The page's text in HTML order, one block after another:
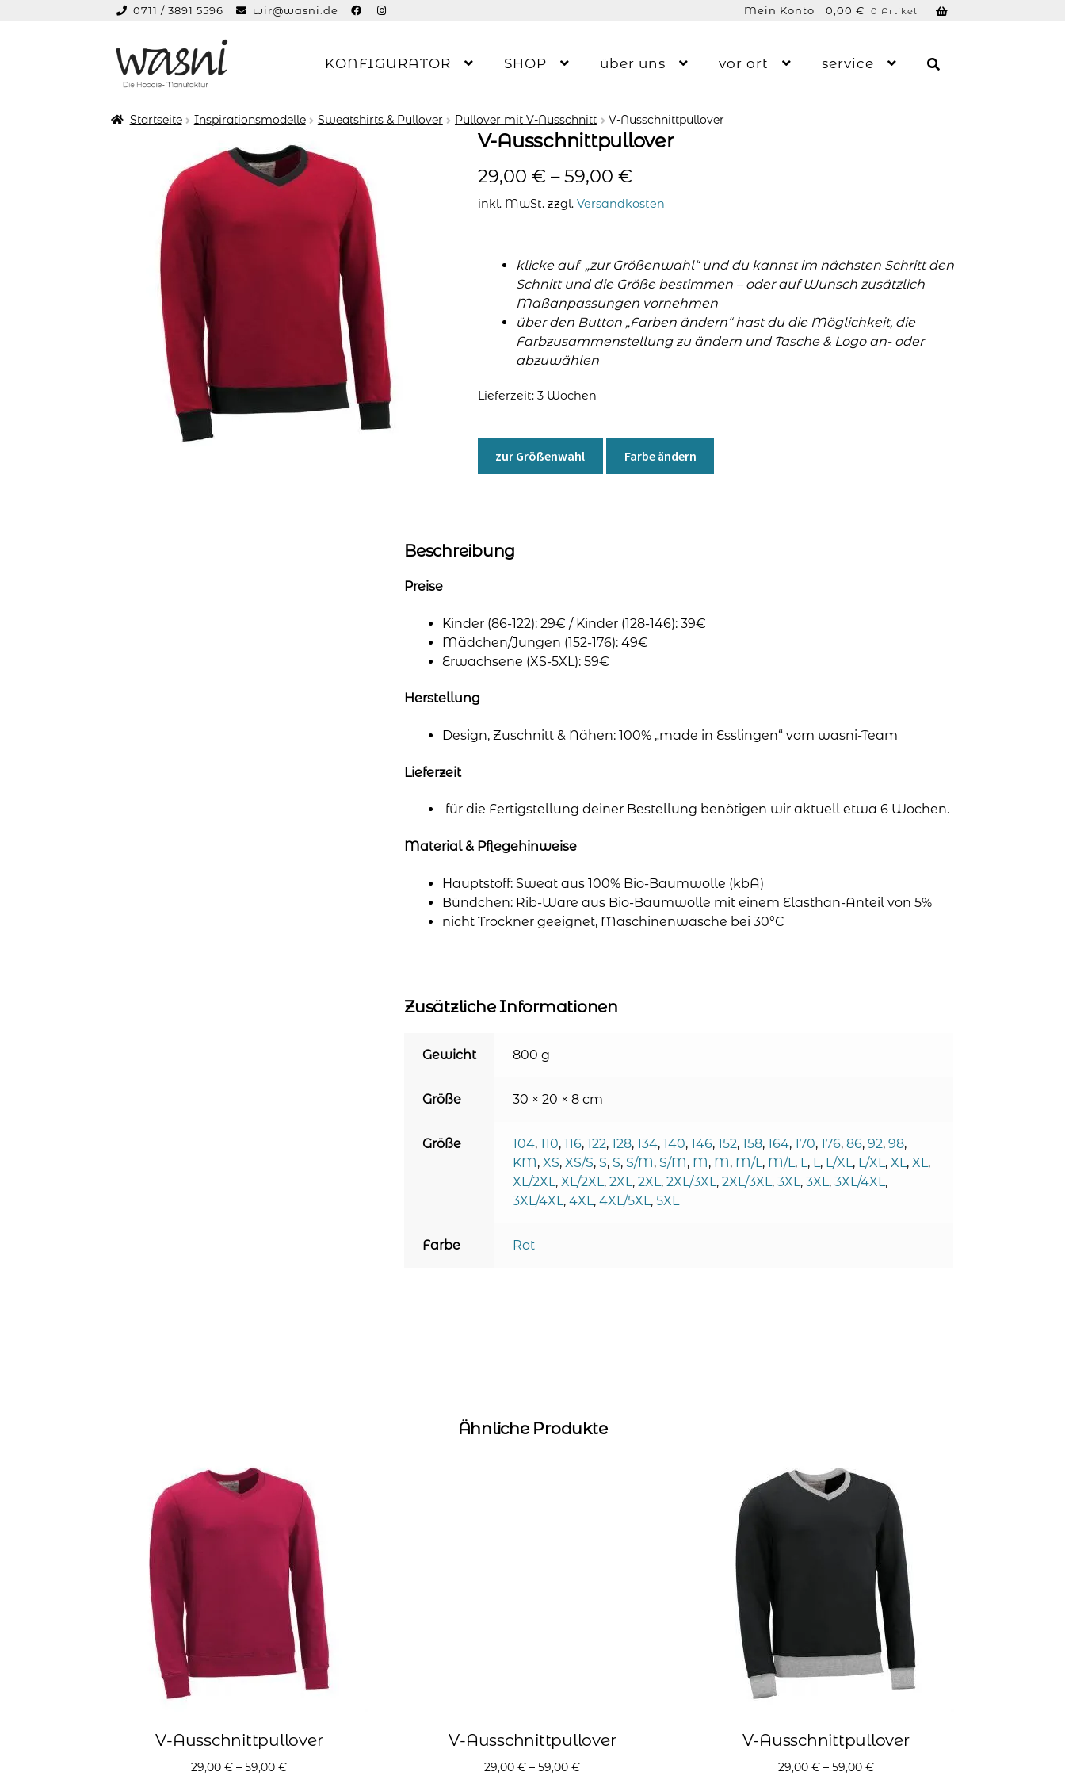
0,00 € 0 Artikel
0711 / 3891 5596 wir@wasni.de Mein Konto
Zur
springen
Zum
springen
KONFIGURATOR SHOP über uns vor ort service
Startseite Inspirationsmodelle Sweatshirts & Pullover Pullover mit V-Ausschnitt V-Ausschnittpullover
V-Ausschnittpullover
29,00 € –59,00 €
inkl. MwSt. zzgl. Versandkosten
klicke auf „zur Größenwahl“ und du kannst im nächsten Schritt den
Schnitt und die Größe bestimmen – oder auf Wunsch zusätzlich
Maßanpassungen vornehmen
über den Button „Farben ändern“ hast du die Möglichkeit, die
Farbzusammenstellung zu ändern und Tasche & Logo an- oder
abzuwählen
Lieferzeit: 3 Wochen
zur Größenwahl Farbe ändern
Beschreibung
Preise
Kinder (86-122): 29€ / Kinder (128-146): 39€
Mädchen/Jungen (152-176): 49€
Erwachsene (XS-5XL): 59€
Herstellung
Design, Zuschnitt & Nähen: 100% „made in Esslingen“ vom wasni-Team
Lieferzeit
für die Fertigstellung deiner Bestellung benötigen wir aktuell etwa 6 Wochen.
Material & Pflegehinweise
Hauptstoff: Sweat aus 100% Bio-Baumwolle (kbA)
Bündchen: Rib-Ware aus Bio-Baumwolle mit einem Elasthan-Anteil von 5%
nicht Trockner geeignet, Maschinenwäsche bei 30°C
Zusätzliche Informationen
Gewicht 800 g
Größe 30 × 20 × 8 cm
Größe 104, 110, 116, 122, 128, 134, 140, 146, 152, 158, 164, 170, 176, 86, 92, 98,
KM, XS, XS/S, S, S, S/M, S/M, M, M, M/L, M/L, L, L, L/XL, L/XL, XL, XL,
XL/2XL, XL/2XL, 2XL, 2XL, 2XL/3XL, 2XL/3XL, 3XL, 3XL, 3XL/4XL,
3XL/4XL, 4XL, 4XL/5XL, 5XL
Farbe Rot
Ähnliche Produkte
V-Ausschnittpullover
29,00€ –59,00€
V-Ausschnittpullover
29,00€ –59,00€
V-Ausschnittpullover
29,00 €– 59,00 €